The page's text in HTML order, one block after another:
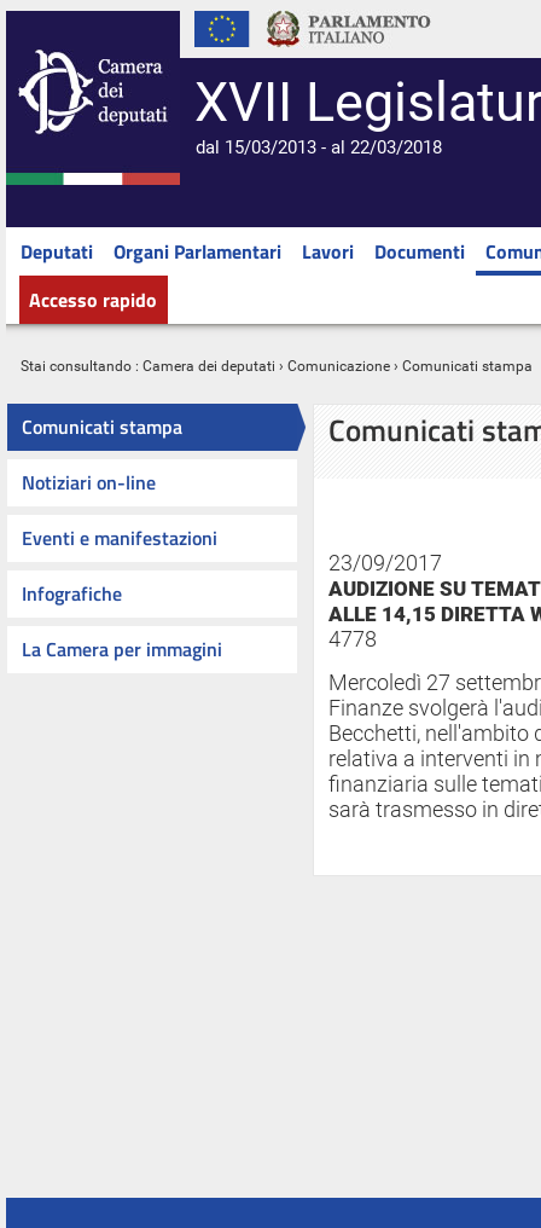
XVII
dal 15/03/2013 - al 22/03/2018
Deputati Organi Parlamentari Lavori Documenti
Accesso rapido
Stai consultando : Camera dei deputati › Comunicazione › Comunicati stampa
Comunicati stampa
Notiziari on-line
Eventi e manifestazioni
Infografiche
La Camera per immagini
Comunicati
23/09/2017
AUDIZIONE SU
ALLE 14,15 DIRETTA
4778
Mercoledì 27
Finanze svolgerà
Becchetti, nell'ambito
relativa a interventi in
finanziaria sulle
sarà trasmesso in